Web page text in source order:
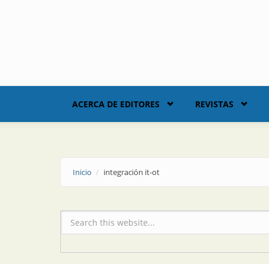
ACERCA DE EDITORES REVISTAS
Inicio integración it-ot
Formulario de búsqueda